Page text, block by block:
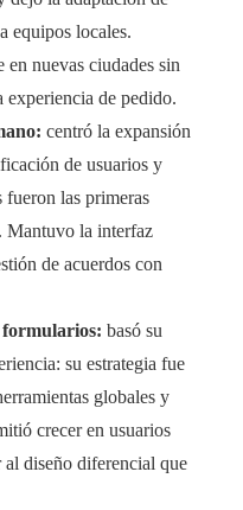
equipos locales.
nuevas ciudades sin
experiencia de pedido.
centró la expansión
de usuarios y
fueron las primeras
Mantuvo la interfaz
de acuerdos con
formularios: basó su
su estrategia fue
globales y
crecer en usuarios
diseño diferencial que